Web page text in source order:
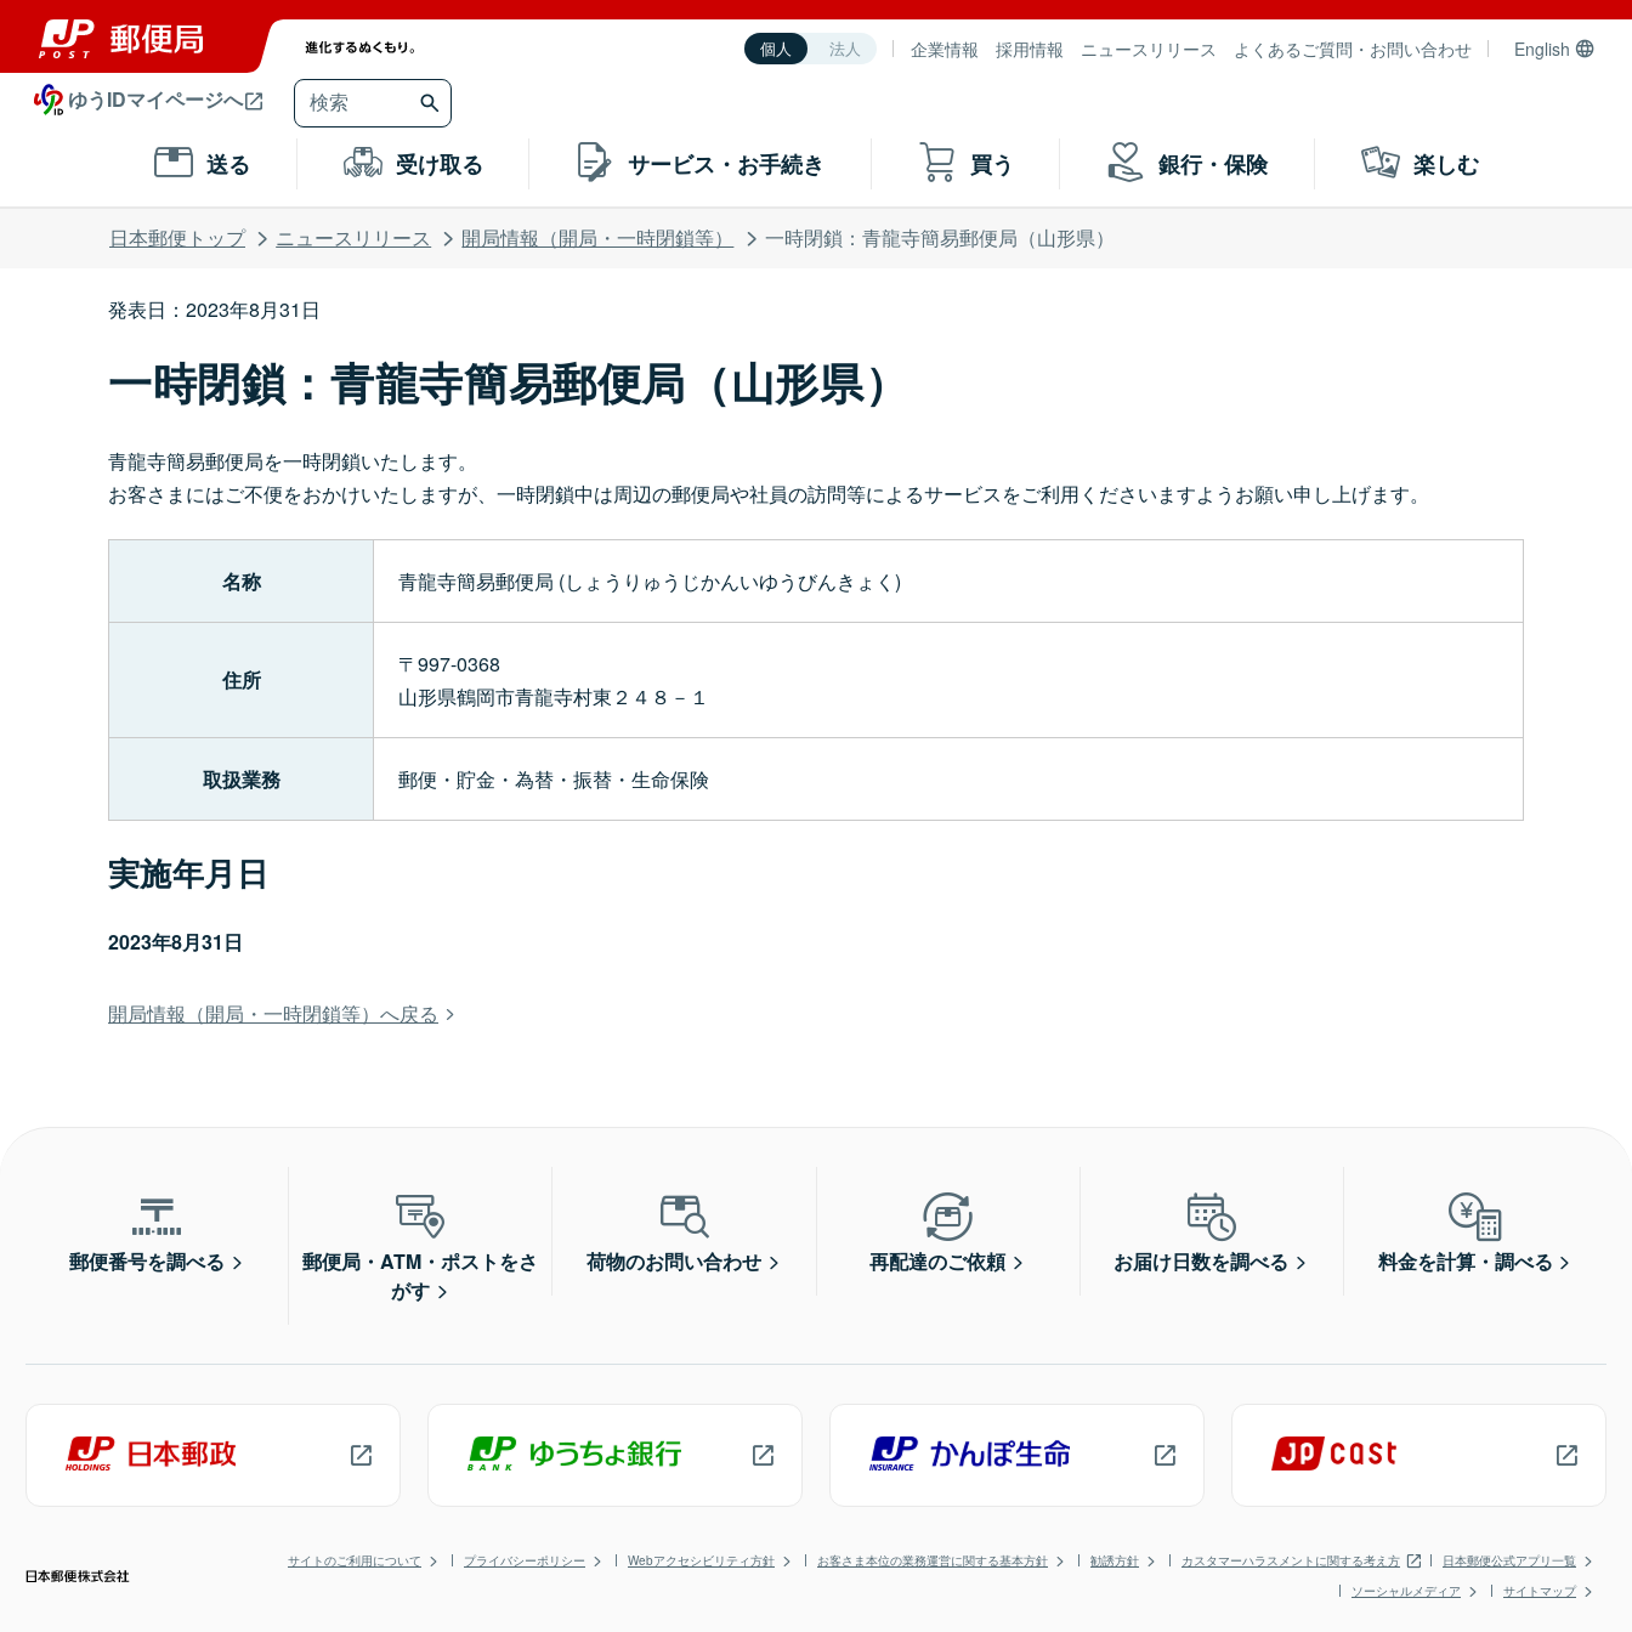
個人 法人 企業情報 採用情報 ニュースリリース よくあるご質問・お問い合わせ English
ゆうIDマイページへ
送る 受け取る サービス・お手続き 買う 銀行・保険 楽しむ
日本郵便トップ ニュースリリース 開局情報（開局・一時閉鎖等） 一時閉鎖：青龍寺簡易郵便局（山形県）
発表日：2023年8月31日
一時閉鎖：青龍寺簡易郵便局（山形県）
青龍寺簡易郵便局を一時閉鎖いたします。
お客さまにはご不便をおかけいたしますが、一時閉鎖中は周辺の郵便局や社員の訪問等によるサービスをご利用くださいますようお願い申し上げます。
名称 青龍寺簡易郵便局 (しょうりゅうじかんいゆうびんきょく)
住所
〒997-0368
山形県鶴岡市青龍寺村東２４８－１
取扱業務 郵便・貯金・為替・振替・生命保険
実施年月日
2023年8月31日
開局情報（開局・一時閉鎖等）へ戻る
郵便番号を調べる
郵便局・ATM・ポストをさ
がす
荷物のお問い合わせ 再配達のご依頼 お届け日数を調べる 料金を計算・調べる
サイトのご利用について プライバシーポリシー Webアクセシビリティ方針 お客さま本位の業務運営に関する基本方針 勧誘方針 カスタマーハラスメントに関する考え方
日本郵便公式アプリ一覧
ソーシャルメディア
サイトマップ